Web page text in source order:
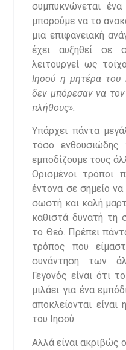
συμπυκνώνεται
μπορούμε να το
μια επιφανειακή
έχει αυξηθεί σε
λειτουργεί ως
Ιησού η μητέρα του
δεν μπόρεσαν να τον
πλήθους».
Υπάρχει πάντα
τόσο
εμποδίζουμε τους
Ορισμένοι τρόποι
έντονα σε σημείο να
σωστή και καλή
καθιστά δυνατή τη
το Θεό. Πρέπει
τρόπος που
συνάντηση των
Γεγονός είναι ότι
μιλάει για ένα
αποκλείονται
του Ιησού.
Αλλά είναι ακριβώς